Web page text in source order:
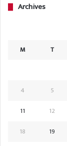
Archives
M T
4
5
11
12
18
19